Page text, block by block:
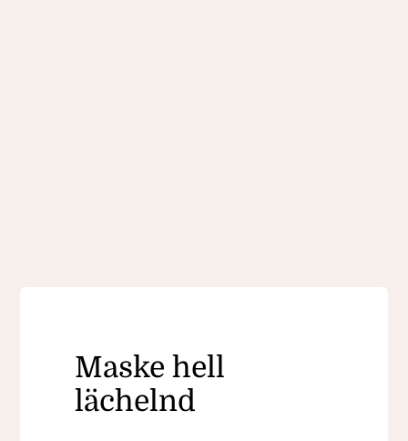
Maske hell
lächelnd